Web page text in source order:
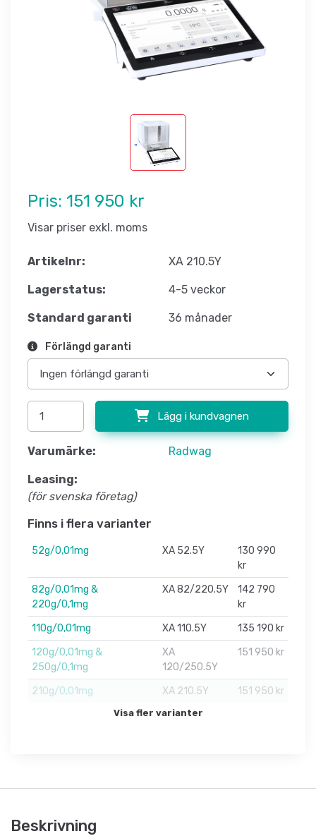
Pris: 151 950 kr
Visar priser exkl. moms
Artikelnr: XA 210.5Y
Lagerstatus: 4-5 veckor
Standard garanti 36 månader
Förlängd garanti
Lägg i kundvagnen
Varumärke: Radwag
Leasing:
(för svenska företag)
Finns i flera varianter
52g/0,01mg XA 52.5Y
130 990
kr
82g/0,01mg &
220g/0,1mg
XA 82/220.5Y
142 790
kr
110g/0,01mg
XA 110.5Y
135 190 kr
120g/0,01mg &
250g/0,1mg
XA
120/250.5Y
151 950 kr
210g/0,01mg XA 210.5Y 151 950 kr
Visa fler varianter
Beskrivning